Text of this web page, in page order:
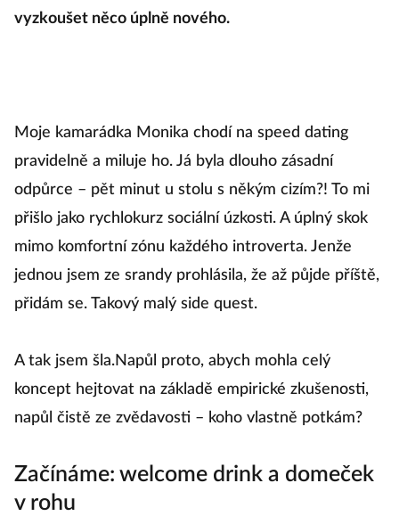
vyzkoušet něco úplně nového.
Moje kamarádka Monika chodí na speed dating
pravidelně a miluje ho. Já byla dlouho zásadní
odpůrce – pět minut u stolu s někým cizím?! To mi
přišlo jako rychlokurz sociální úzkosti. A úplný skok
mimo komfortní zónu každého introverta. Jenže
jednou jsem ze srandy prohlásila, že až půjde příště,
přidám se. Takový malý side quest.
A tak jsem šla.Napůl proto, abych mohla celý
koncept hejtovat na základě empirické zkušenosti,
napůl čistě ze zvědavosti – koho vlastně potkám?
Začínáme: welcome drink a domeček
v rohu